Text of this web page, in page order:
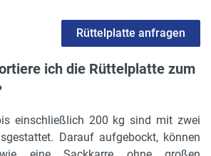
Rüttelplatte anfragen
ich die Rüttelplatte zum
einschließlich 200 kg sind mit zwei
Darauf aufgebockt, können